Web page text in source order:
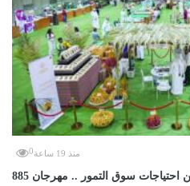
منذ 19 ساعة 0
885 مزرعة توفر أكثر من 75 % من احتياجات سوق التمور .. مهرجان